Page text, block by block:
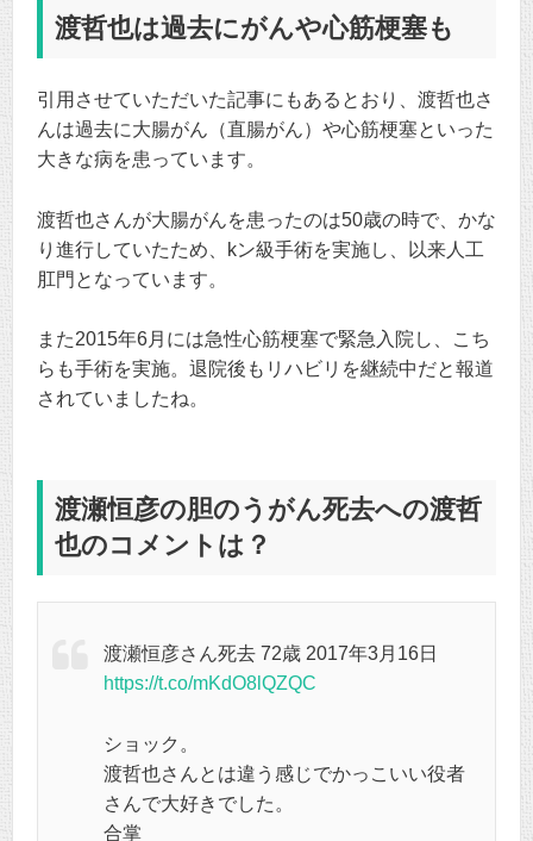
渡哲也は過去にがんや心筋梗塞も
引用させていただいた記事にもあるとおり、渡哲也さ
んは過去に大腸がん（直腸がん）や心筋梗塞といった
大きな病を患っています。
渡哲也さんが大腸がんを患ったのは50歳の時で、かな
り進行していたため、kン級手術を実施し、以来人工
肛門となっています。
また2015年6月には急性心筋梗塞で緊急入院し、こち
らも手術を実施。退院後もリハビリを継続中だと報道
されていましたね。
渡瀬恒彦の胆のうがん死去への渡哲
也のコメントは？
渡瀬恒彦さん死去 72歳 2017年3月16日
https://t.co/mKdO8lQZQC
ショック。
渡哲也さんとは違う感じでかっこいい役者
さんで大好きでした。
合掌